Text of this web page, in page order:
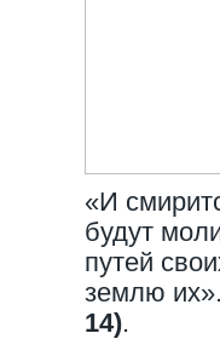
«И
будут
путей
землю их».
14).